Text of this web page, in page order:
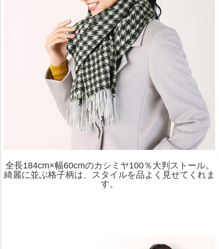
全長184cm×幅60cmのカシミヤ100％大判ストール。
綺麗に並ぶ格子柄は、スタイルを品よく見せてくれま
す。